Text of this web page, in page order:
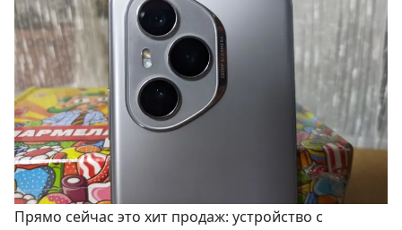
Прямо сейчас это хит продаж: устройство с